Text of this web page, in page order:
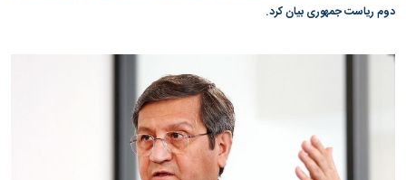
دوم ریاست جمهوری بیان کرد.